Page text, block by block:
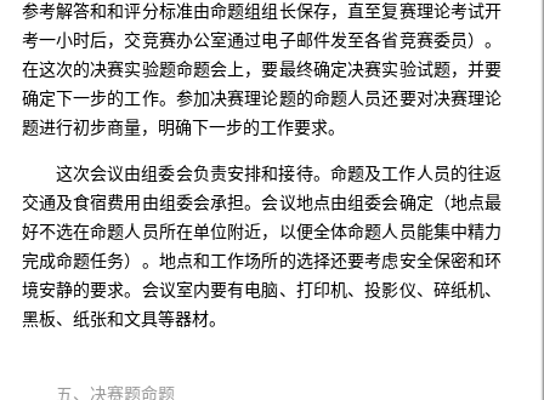
参考解答和和评分标准由命题组组长保存，直至复赛理论考试开
考一小时后，交竞赛办公室通过电子邮件发至各省竞赛委员）。
在这次的决赛实验题命题会上，要最终确定决赛实验试题，并要
确定下一步的工作。参加决赛理论题的命题人员还要对决赛理论
题进行初步商量，明确下一步的工作要求。
这次会议由组委会负责安排和接待。命题及工作人员的往返
交通及食宿费用由组委会承担。会议地点由组委会确定（地点最
好不选在命题人员所在单位附近，以便全体命题人员能集中精力
完成命题任务）。地点和工作场所的选择还要考虑安全保密和环
境安静的要求。会议室内要有电脑、打印机、投影仪、碎纸机、
黑板、纸张和文具等器材。
五、决赛题命题